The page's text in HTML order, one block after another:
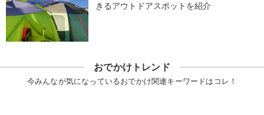
きるアウトドアスポットを紹介
おでかけトレンド
今みんなが気になっているおでかけ関連キーワードはコレ！